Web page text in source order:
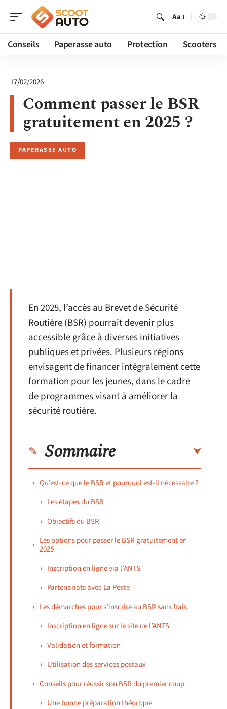
Aa
Conseils Paperasse auto Protection Scooters
17/02/2026
Comment passer le BSR
gratuitement en 2025 ?
PAPERASSE AUTO
En 2025, l’accès au Brevet de Sécurité
Routière (BSR) pourrait devenir plus
accessible grâce à diverses initiatives
publiques et privées. Plusieurs régions
envisagent de financer intégralement cette
formation pour les jeunes, dans le cadre
de programmes visant à améliorer la
sécurité routière.
Sommaire
Qu’est-ce que le BSR et pourquoi est-il nécessaire ?
Les étapes du BSR
Objectifs du BSR
Les options pour passer le BSR gratuitement en
2025
Inscription en ligne via l’ANTS
Partenariats avec La Poste
Les démarches pour s’inscrire au BSR sans frais
Inscription en ligne sur le site de l’ANTS
Validation et formation
Utilisation des services postaux
Conseils pour réussir son BSR du premier coup
Une bonne préparation théorique